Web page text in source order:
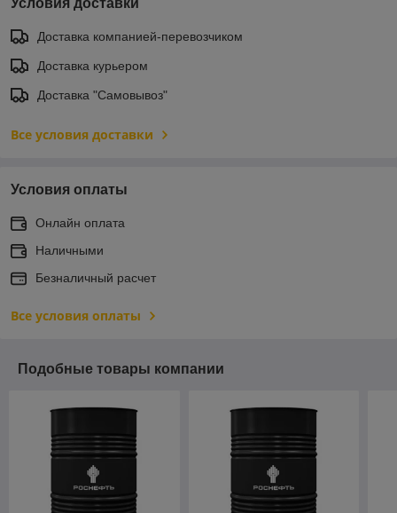
Доставка компанией-перевозчиком
Доставка курьером
Доставка "Самовывоз"
Все условия доставки
Условия оплаты
Онлайн оплата
Наличными
Безналичный расчет
Все условия оплаты
Подобные товары компании